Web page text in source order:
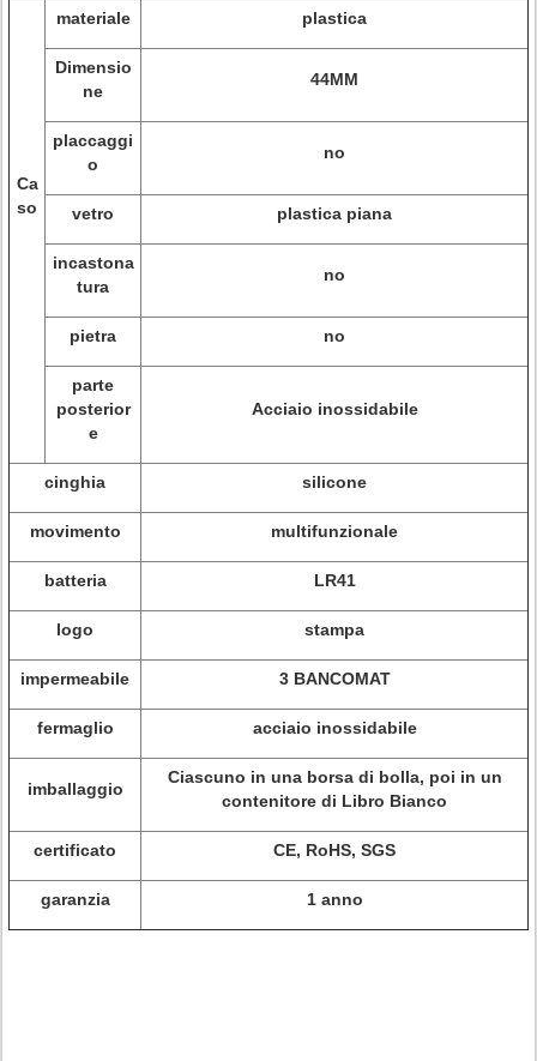
Ca
so
materiale plastica
Dimensio
ne
44MM
placcaggi
o
no
vetro plastica piana
incastona
tura
no
pietra no
parte
posterior
e
Acciaio inossidabile
cinghia silicone
movimento multifunzionale
batteria LR41
logo stampa
impermeabile 3 BANCOMAT
fermaglio acciaio inossidabile
imballaggio
Ciascuno in una borsa di bolla, poi in un
contenitore di Libro Bianco
certificato CE, RoHS, SGS
garanzia 1 anno